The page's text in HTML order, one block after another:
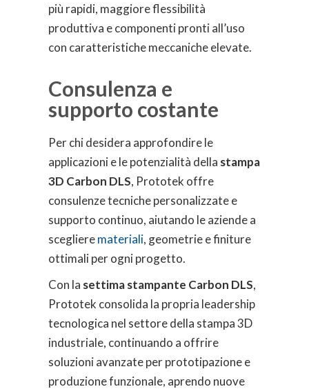
più rapidi, maggiore flessibilità
produttiva e componenti pronti all’uso
con caratteristiche meccaniche elevate.
Consulenza e
supporto costante
Per chi desidera approfondire le
applicazioni e le potenzialità della stampa
3D Carbon DLS, Prototek offre
consulenze tecniche personalizzate e
supporto continuo, aiutando le aziende a
sceglieremateriali, geometrie e finiture
ottimali per ogni progetto.
Con la settima stampante Carbon DLS,
Prototek consolida la propria leadership
tecnologica nel settore della stampa 3D
industriale, continuando a offrire
soluzioni avanzate per prototipazione e
produzione funzionale, aprendo nuove